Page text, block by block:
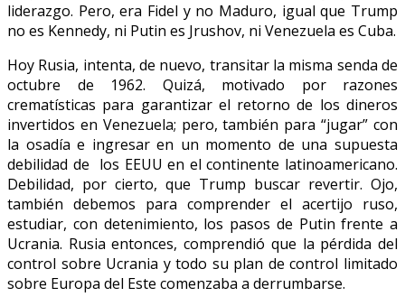
liderazgo. Pero, era Fidel y no Maduro, igual que Trump
no es Kennedy, ni Putin es Jrushov, ni Venezuela es Cuba.
Hoy Rusia, intenta, de nuevo, transitar la misma senda de
octubre de 1962. Quizá, motivado por razones
crematísticas para garantizar el retorno de los dineros
invertidos en Venezuela; pero, también para “jugar” con
la osadía e ingresar en un momento de una supuesta
debilidad de los EEUU en el continente latinoamericano.
Debilidad, por cierto, que Trump buscar revertir. Ojo,
también debemos para comprender el acertijo ruso,
estudiar, con detenimiento, los pasos de Putin frente a
Ucrania. Rusia entonces, comprendió que la pérdida del
control sobre Ucrania y todo su plan de control limitado
sobre Europa del Este comenzaba a derrumbarse.